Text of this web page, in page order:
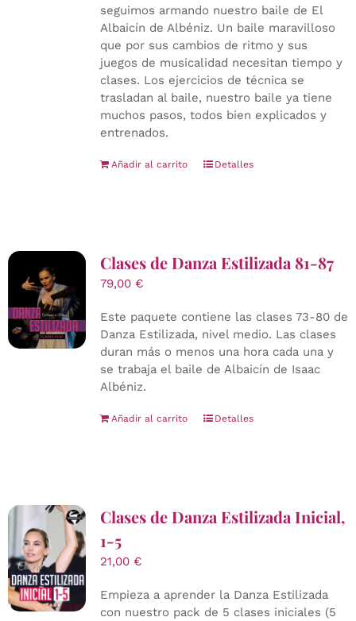
seguimos armando nuestro baile de El
Albaicín de Albéniz. Un baile maravilloso
que por sus cambios de ritmo y sus
juegos de musicalidad necesitan tiempo y
clases. Los ejercicios de técnica se
trasladan al baile, nuestro baile ya tiene
muchos pasos, todos bien explicados y
entrenados.
Añadir al carrito Detalles
Clases de Danza Estilizada 81-87
79,00 €
Este paquete contiene las clases 73-80 de
Danza Estilizada, nivel medio. Las clases
duran más o menos una hora cada una y
se trabaja el baile de Albaicín de Isaac
Albéniz.
Añadir al carrito Detalles
Clases de Danza Estilizada Inicial,
1-5
21,00 €
Empieza a aprender la Danza Estilizada
con nuestro pack de 5 clases iniciales (5